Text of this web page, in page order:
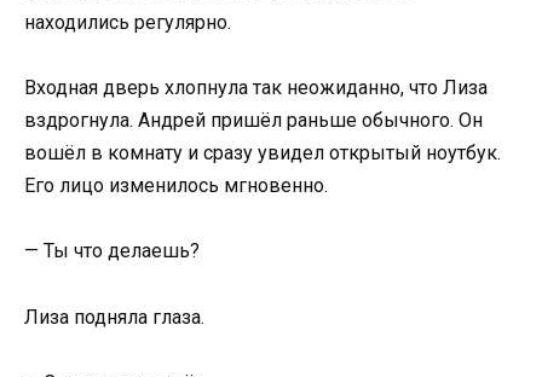
находились регулярно.
Входная дверь хлопнула так неожиданно, что Лиза
вздрогнула. Андрей пришёл раньше обычного. Он
вошёл в комнату и сразу увидел открытый ноутбук.
Его лицо изменилось мгновенно.
— Ты что делаешь?
Лиза подняла глаза.